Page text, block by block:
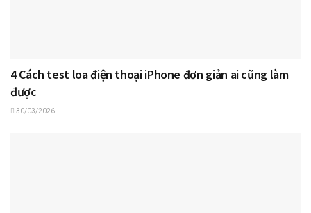
4 Cách test loa điện thoại iPhone đơn giản ai cũng làm
được
30/03/2026